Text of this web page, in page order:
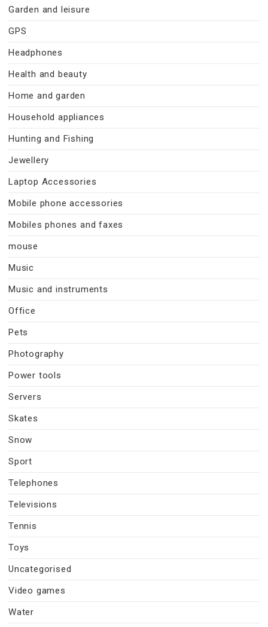
Garden and leisure
GPS
Headphones
Health and beauty
Home and garden
Household appliances
Hunting and Fishing
Jewellery
Laptop Accessories
Mobile phone accessories
Mobiles phones and faxes
mouse
Music
Music and instruments
Office
Pets
Photography
Power tools
Servers
Skates
Snow
Sport
Telephones
Televisions
Tennis
Toys
Uncategorised
Video games
Water